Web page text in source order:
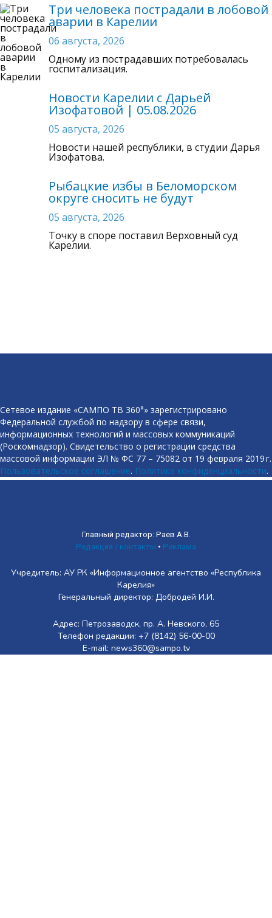
Три человека пострадали в лобовой
аварии в Карелии
06 августа, 2026
Одному из пострадавших потребовалась
госпитализация.
Новости Карелии с Дарьей
Изофатовой | 05.08.2026
05 августа, 2026
Новости нашей республики, в студии Дарья
Изофатова.
Рыбацкие избы в Беломорском
округе сносить не будут
05 августа, 2026
Точку в споре поставил Верховный суд
Карелии.
Сетевое издание «САМПО ТВ 360°» зарегистрировано
Федеральной службой по надзору в сфере связи,
информационных технологий и массовых коммуникаций
(Роскомнадзор). Свидетельство о регистрации средства
массовой информации ЭЛ № ФС 77 – 75082 от 19 февраля 2019 г.
Пользовательское соглашение. Политика конфиденциальности.
Главный редактор: Раев А.В.
Редакция / контакты • Реклама
Учредитель: АУ РК «Информационное агентство «Республика
Карелия»
Генеральный директор: Добродей И.И.
Адрес: Петрозаводск, пр. А. Невского, 65
Телефон редакции: +7 (8142) 56-00-00
E-mail: news360@sampo.tv